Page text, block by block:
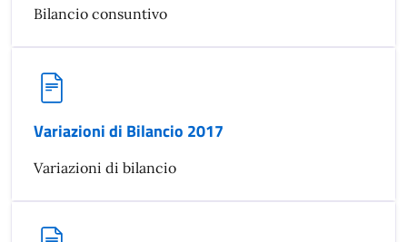
Bilancio consuntivo
Variazioni di Bilancio 2017
Variazioni di bilancio